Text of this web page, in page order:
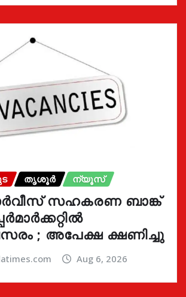
തൃശൂർ ന്യൂസ്
സഹകരണ ബാങ്ക്
; അപേക്ഷ ക്ഷണിച്ചു
Aug 6, 2026